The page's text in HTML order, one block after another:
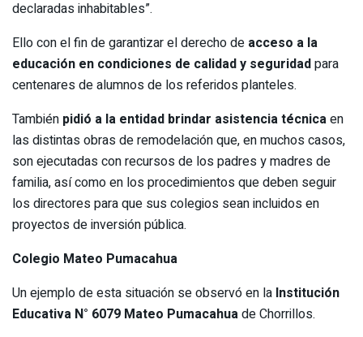
declaradas inhabitables”.
Ello con el fin de garantizar el derecho de acceso a la
educación en condiciones de calidad y seguridadpara
centenares de alumnos de los referidos planteles.
También pidió a la entidad brindar asistencia técnicaen
las distintas obras de remodelación que, en muchos casos,
son ejecutadas con recursos de los padres y madres de
familia, así como en los procedimientos que deben seguir
los directores para que sus colegios sean incluidos en
proyectos de inversión pública.
Colegio Mateo Pumacahua
Un ejemplo de esta situación se observó en la Institución
Educativa N° 6079 Mateo Pumacahuade Chorrillos.